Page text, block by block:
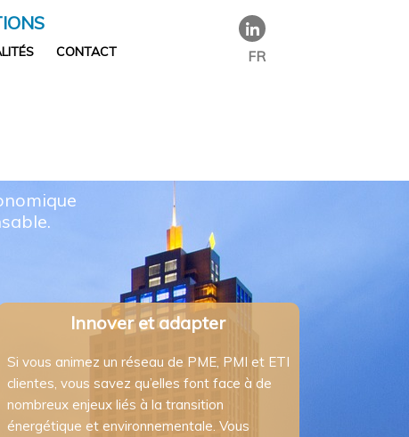
CONTACT FR
Innover et adapter
Si vous animez un réseau de PME, PMI et ETI
clientes, vous savez qu’elles font face à de
nombreux enjeux liés à la transition
énergétique et environnementale. Vous